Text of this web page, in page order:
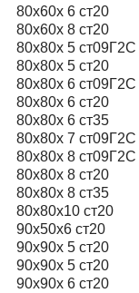
80x60х 6 ст20
80х60х 8 ст20
80х80х 5 ст09Г2С
80х80х 5 ст20
80х80х 6
80х80х 6 ст20
80х80х 6 ст35
80х80х 7
80х80х 8
80х80х 8 ст20
80х80х 8 ст35
80х80х10 ст20
90x50x6 ст20
90х90х 5 ст20
90х90х 5 ст20
90х90х 6 ст20